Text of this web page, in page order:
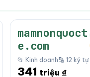
mamnonquoct
e.com
📂 Kinh doanh🔡 12 ký tự
341 triệu ₫